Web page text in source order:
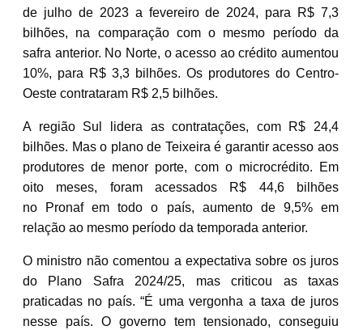
de julho de 2023 a fevereiro de 2024, para R$ 7,3
bilhões, na comparação com o mesmo período da
safra anterior. No Norte, o acesso ao crédito aumentou
10%, para R$ 3,3 bilhões. Os produtores do Centro-
Oeste contrataram R$ 2,5 bilhões.
A região Sul lidera as contratações, com R$ 24,4
bilhões. Mas o plano de Teixeira é garantir acesso aos
produtores de menor porte, com o microcrédito. Em
oito meses, foram acessados R$ 44,6 bilhões
no Pronaf em todo o país, aumento de 9,5% em
relação ao mesmo período da temporada anterior.
O ministro não comentou a expectativa sobre os juros
do Plano Safra 2024/25, mas criticou as taxas
praticadas no país. “É uma vergonha a taxa de juros
nesse país. O governo tem tensionado, conseguiu